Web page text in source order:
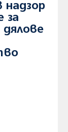
надзор
за
дялове